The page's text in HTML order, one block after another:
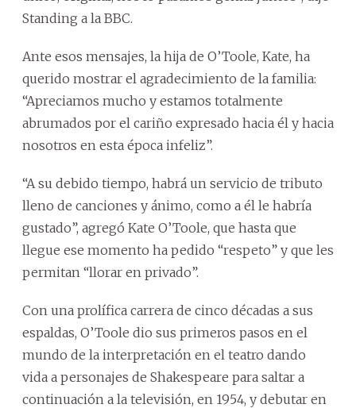
Standing a la BBC.
Ante esos mensajes, la hija de O’Toole, Kate, ha
querido mostrar el agradecimiento de la familia:
“Apreciamos mucho y estamos totalmente
abrumados por el cariño expresado hacia él y hacia
nosotros en esta época infeliz”.
“A su debido tiempo, habrá un servicio de tributo
lleno de canciones y ánimo, como a él le habría
gustado”, agregó Kate O’Toole, que hasta que
llegue ese momento ha pedido “respeto” y que les
permitan “llorar en privado”.
Con una prolífica carrera de cinco décadas a sus
espaldas, O’Toole dio sus primeros pasos en el
mundo de la interpretación en el teatro dando
vida a personajes de Shakespeare para saltar a
continuación a la televisión, en 1954, y debutar en